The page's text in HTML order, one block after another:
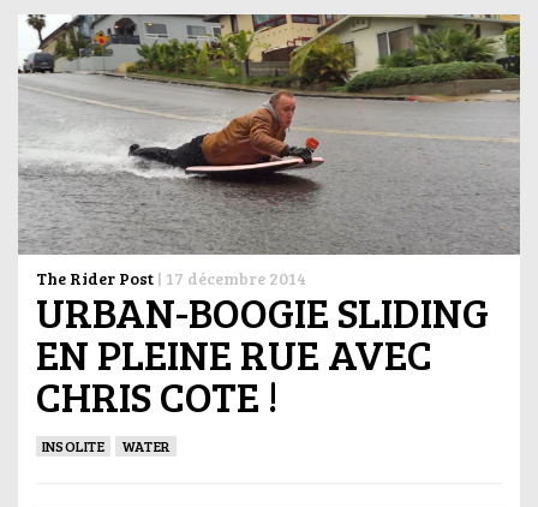
The Rider Post | 17 décembre 2014
URBAN-BOOGIE SLIDING
EN PLEINE RUE AVEC
CHRIS COTE !
INSOLITE WATER